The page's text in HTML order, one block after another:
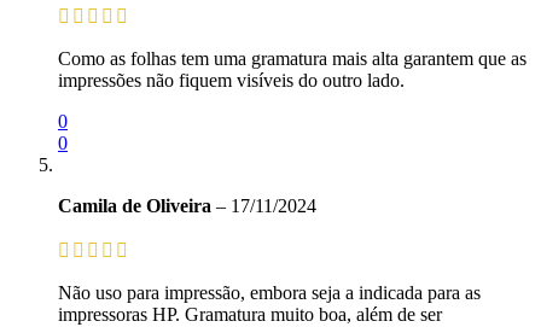
Como as folhas tem uma gramatura mais alta garantem que as
impressões não fiquem visíveis do outro lado.
0
0
Camila de Oliveira – 17/11/2024
Não uso para impressão, embora seja a indicada para as
impressoras HP. Gramatura muito boa, além de ser